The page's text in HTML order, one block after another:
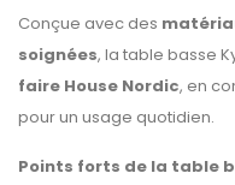
Conçue avec des
soignées, la table basse
faire House Nordic, en
pour un usage quotidien.
Points forts de la table